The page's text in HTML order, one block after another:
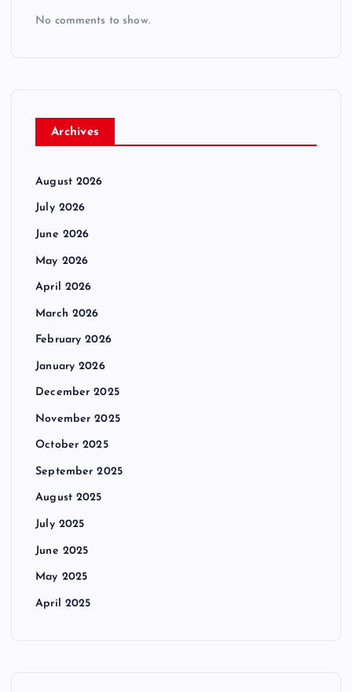
No comments to show.
Archives
August 2026
July 2026
June 2026
May 2026
April 2026
March 2026
February 2026
January 2026
December 2025
November 2025
October 2025
September 2025
August 2025
July 2025
June 2025
May 2025
April 2025